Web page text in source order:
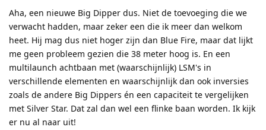
Aha, een nieuwe Big Dipper dus. Niet de toevoeging die we
verwacht hadden, maar zeker een die ik meer dan welkom
heet. Hij mag dus niet hoger zijn dan Blue Fire, maar dat lijkt
me geen probleem gezien die 38 meter hoog is. En een
multilaunch achtbaan met (waarschijnlijk) LSM's in
verschillende elementen en waarschijnlijk dan ook inversies
zoals de andere Big Dippers én een capaciteit te vergelijken
met Silver Star. Dat zal dan wel een flinke baan worden. Ik kijk
er nu al naar uit!